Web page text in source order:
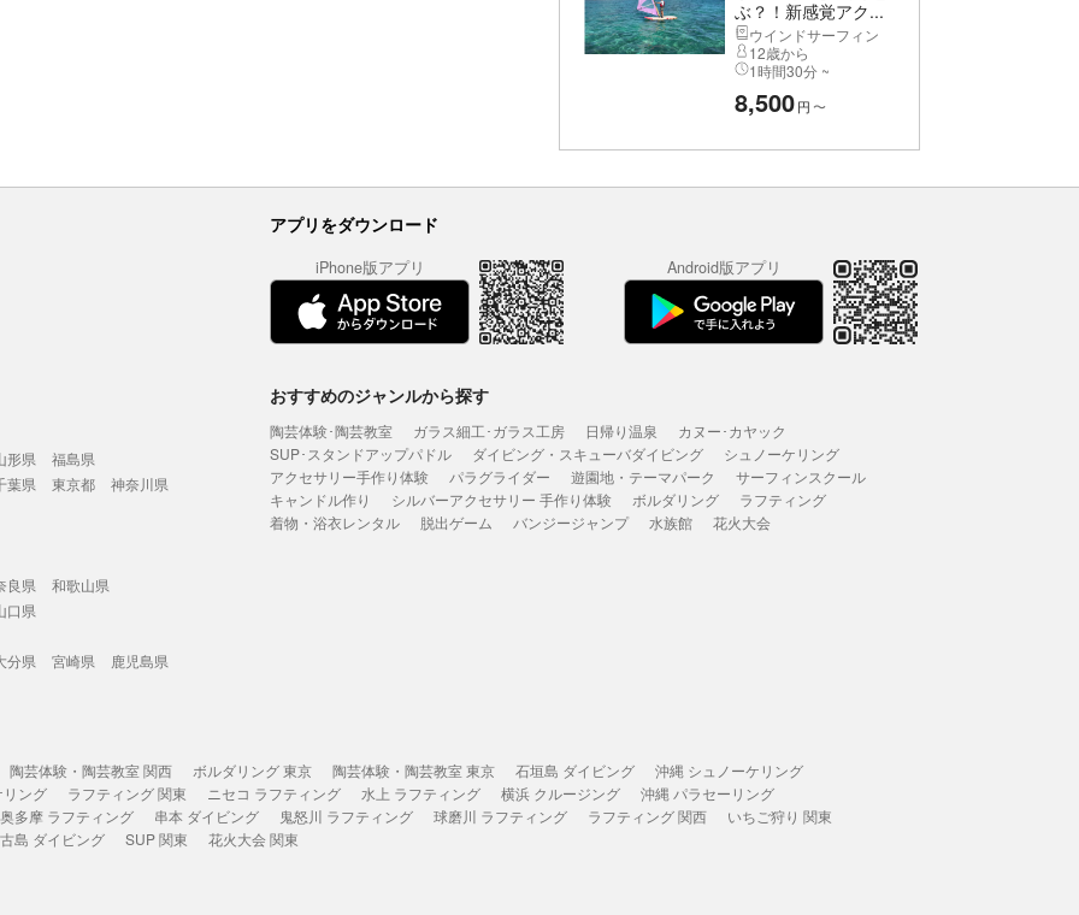
ぶ？！新感覚アク...
ウインドサーフィン
12歳から
1時間30分 ~
8,500円 〜
アプリをダウンロード
iPhone版アプリ Android版アプリ
形県
福島県
葉県
東京都 神奈川県
良県
和歌山県
口県
分県 宮崎県 鹿児島県
おすすめのジャンルから探す
陶芸体験･陶芸教室 ガラス細工･ガラス工房 日帰り温泉
カヌー･カヤック
SUP･スタンドアップパドル
ダイビング・スキューバダイビング
シュノーケリング
アクセサリー手作り体験
パラグライダー 遊園地・テーマパーク
サーフィンスクール
キャンドル作り
シルバーアクセサリー 手作り体験 ボルダリング
ラフティング
着物・浴衣レンタル
脱出ゲーム バンジージャンプ 水族館 花火大会
陶芸体験・陶芸教室 関西 ボルダリング 東京 陶芸体験・陶芸教室 東京 石垣島 ダイビング
沖縄 シュノーケリング
ング
ラフティング 関東 ニセコ ラフティング 水上 ラフティング 横浜 クルージング
沖縄 パラセーリング
奥多摩 ラフティング
串本 ダイビング 鬼怒川 ラフティング 球磨川 ラフティング ラフティング 関西
いちご狩り 関東
島 ダイビング
SUP 関東 花火大会 関東